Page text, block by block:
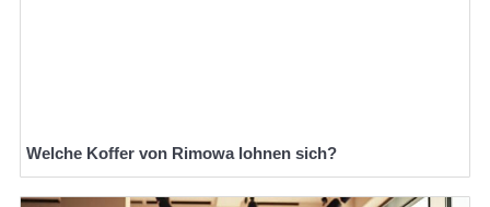
Welche Koffer von Rimowa lohnen sich?